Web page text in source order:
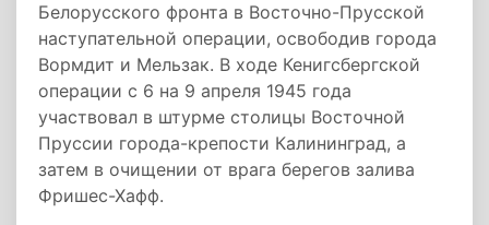
Белорусского фронта в Восточно-Прусской
наступательной операции, освободив города
Вормдит и Мельзак. В ходе Кенигсбергской
операции с 6 на 9 апреля 1945 года
участвовал в штурме столицы Восточной
Пруссии города-крепости Калининград, а
затем в очищении от врага берегов залива
Фришес-Хафф.